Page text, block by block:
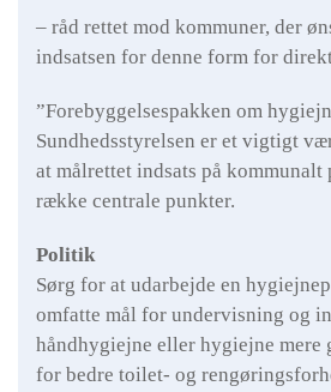
– råd rettet mod kommuner, der
indsatsen for denne form for
”Forebyggelsespakken om
Sundhedsstyrelsen er et vigtigt
at målrettet indsats på kommunalt
række centrale punkter.
Politik
Sørg for at udarbejde en
omfatte mål for undervisning og
håndhygiejne eller hygiejne mere
for bedre toilet- og